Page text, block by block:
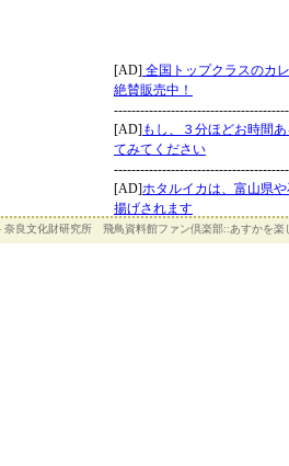
奈良文化財研究所 飛鳥資料館ファン倶楽部::あすかを